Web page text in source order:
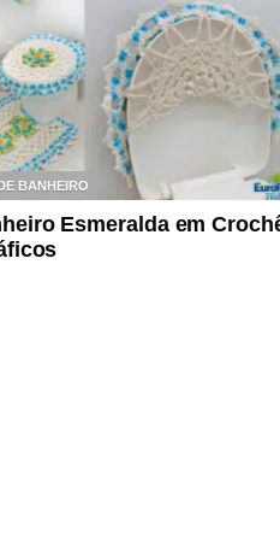
BANHEIRO
Esmeralda em